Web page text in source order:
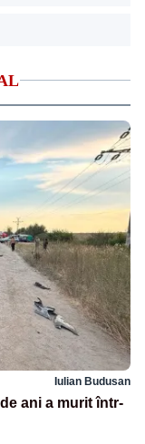
Iulian Budusan
ani a murit într-